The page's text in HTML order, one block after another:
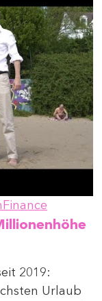
2019:
Urlaub